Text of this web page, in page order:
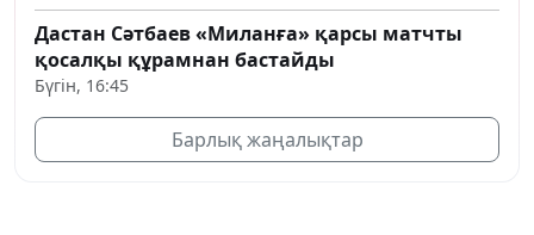
Дастан Сәтбаев «Миланға» қарсы матчты
қосалқы құрамнан бастайды
Бүгін, 16:45
Барлық жаңалықтар